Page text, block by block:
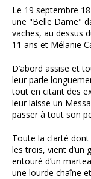
Le 19 septembre
une "Belle Dame"
vaches, au dessus
11 ans et Mélanie
D’abord assise et
leur parle
tout en citant des
leur laisse un
passer à tout son
Toute la clarté
les trois, vient d’un
entouré d’un
une lourde chaîne